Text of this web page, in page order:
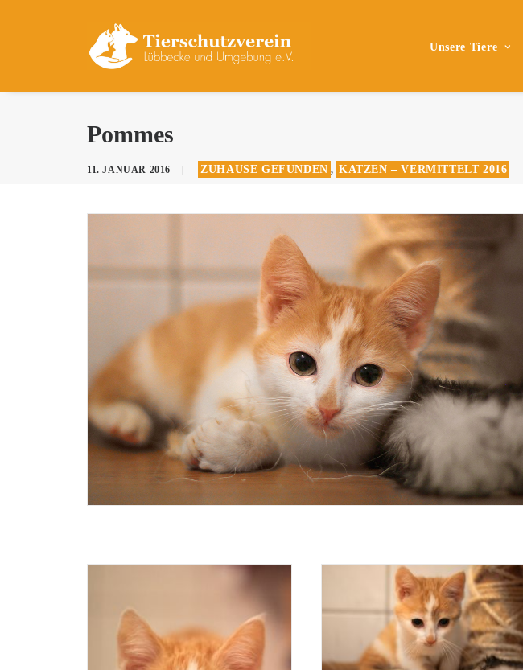
Unsere Tiere
Pommes
11. JANUAR 2016 ZUHAUSE GEFUNDEN , KATZEN – VERMITTELT 2016